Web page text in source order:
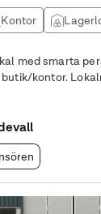
Kontor
med smarta
kontor.